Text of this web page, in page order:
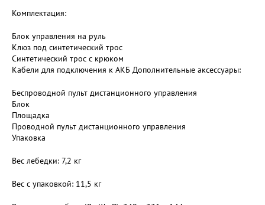
Комплектация:
Блок управления на руль
Клюз под синтетический трос
Синтетический трос с крюком
Кабели для подключения к АКБ Дополнительные аксессуары:
Беспроводной пульт дистанционного управления
Блок
Площадка
Проводной пульт дистанционного управления
Упаковка
Вес лебедки: 7,2 кг
Вес с упаковкой: 11,5 кг